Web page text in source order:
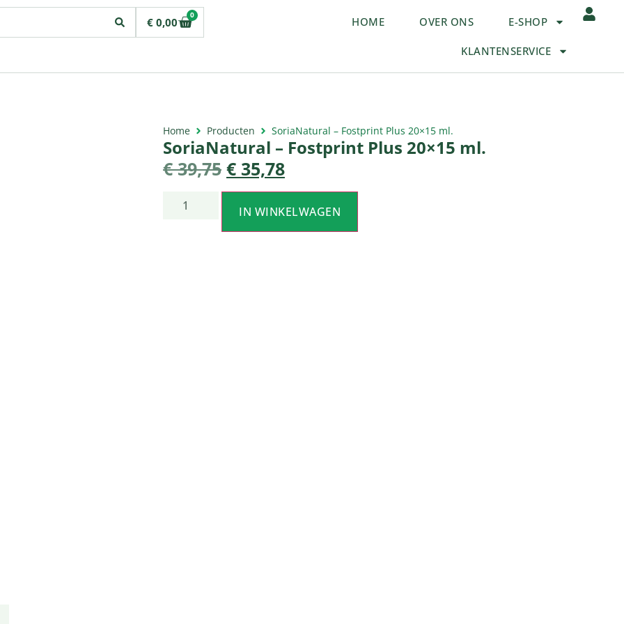
€ 0,00
0 HOME OVER ONS E-SHOP
KLANTENSERVICE
Home Producten SoriaNatural – Fostprint Plus 20×15 ml.
SoriaNatural – Fostprint Plus 20×15 ml.
€39,75 € 35,78
IN WINKELWAGEN